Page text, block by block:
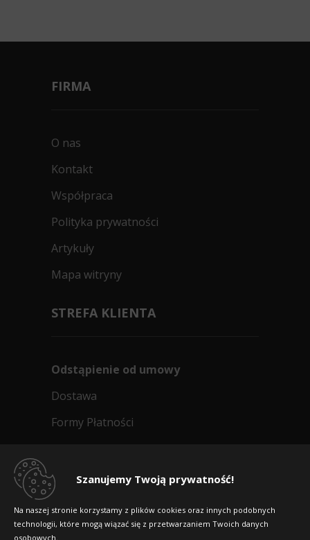
Szanujemy Twoją prywatność!
Na naszej stronie korzystamy z plików cookies oraz innych podobnych
technologii, które mogą wiązać się z przetwarzaniem Twoich danych
osobowych.
FIRMA
O nas
Kontakt
Współpraca
Polityka prywatności
Artykuły
Mapa witryny
STREFA KLIENTA
Odstąpienie od umowy
Dostawa
Formy Płatności
Dlaczego warto kupić w 24opony.pl
Raty